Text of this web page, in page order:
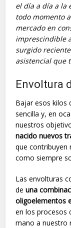
el día a día a la
todo momento
mercado en
imprescindible
surgido
asistencial que
Envoltura
Bajar esos kilos
sencilla y, en
nuestros
nacido nuevos
que contribuyen
como siempre
Las envolturas
deuna
oligoelementos
en los procesos
mano a nuestro